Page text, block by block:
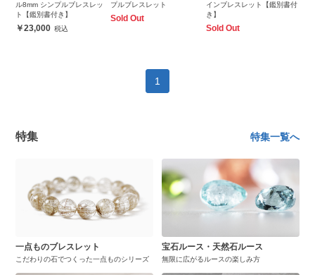
ル8mm シンプルブレスレッ
ト【鑑別書付き】
23,000
プルブレスレット
Sold Out
インブレスレット【鑑別書付
き】
Sold Out
1
特集 特集一覧へ
一点ものブレスレット
こだわりの石でつくった一点ものシリーズ
宝石ルース・天然石ルース
無限に広がるルースの楽しみ方